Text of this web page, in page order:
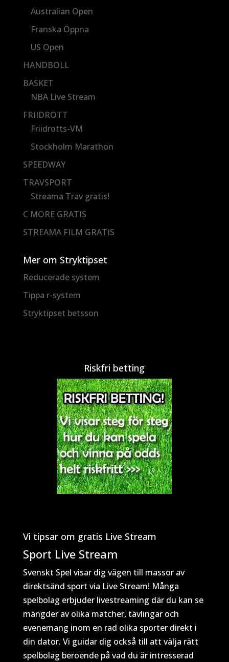
Australian Open
Franska Öppna
US Open
HANDBOLL
BASKET
NBA Live Stream
FRIIDROTT
Friidrotts-VM
Stockholm Marathon
SPEEDWAY
TRAVSPORT
Streama Trav gratis!
C MORE GRATIS
STREAMA FILM GRATIS
Mer om Stryktipset
Reducerade system
Tippa r-system
Stryktipset betsson
Riskfri betting
Vi tipsar om gratis Live Stream
Sport Live Stream
Svenskt Spel visar dig vägen till massor av
direktsänd sport via Live Stream! Många
spelbolag erbjuder livestreaming där du kan se
mängder av olika matcher, tävlingar och
evenemang inom en rad olika sporter direkt i
din dator. Vi guidar dig också till att välja rätt
spelbolag beroende på vad du är intresserad